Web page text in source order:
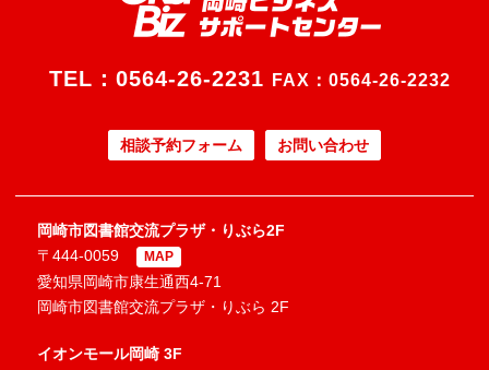
TEL： 0564-26-2231 FAX：0564-26-2232
相談予約フォーム お問い合わせ
岡崎市図書館交流プラザ・りぶら2F
〒444-0059
MAP
愛知県岡崎市康生通西4-71
岡崎市図書館交流プラザ・りぶら 2F
イオンモール岡崎 3F